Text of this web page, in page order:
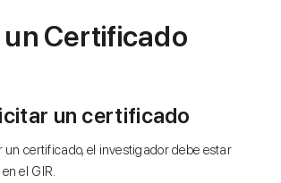
Certificado
un certificado
un certificado, el investigador debe estar
el GIR.